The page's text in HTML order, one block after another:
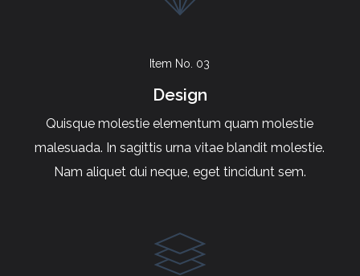
Item No. 03
Design
Quisque molestie elementum quam molestie
malesuada. In sagittis urna vitae blandit molestie.
Nam aliquet dui neque, eget tincidunt sem.